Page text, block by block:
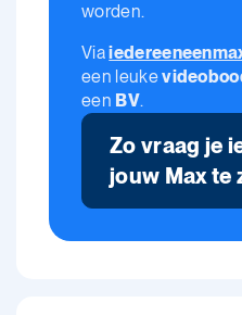
worden.
Via
een leuke
een BV.
Zo vraag je
jouw Max te